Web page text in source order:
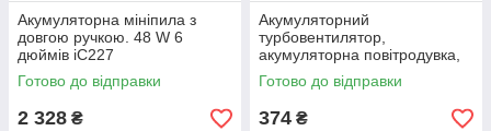
Акумуляторна мініпила з
довгою ручкою. 48 W 6
дюймів iC227
Готово до відправки
2 328 ₴
Акумуляторний
турбовентилятор,
акумуляторна повітродувка,
роздувач багаття, видувач
пилу iC227
Готово до відправки
374 ₴